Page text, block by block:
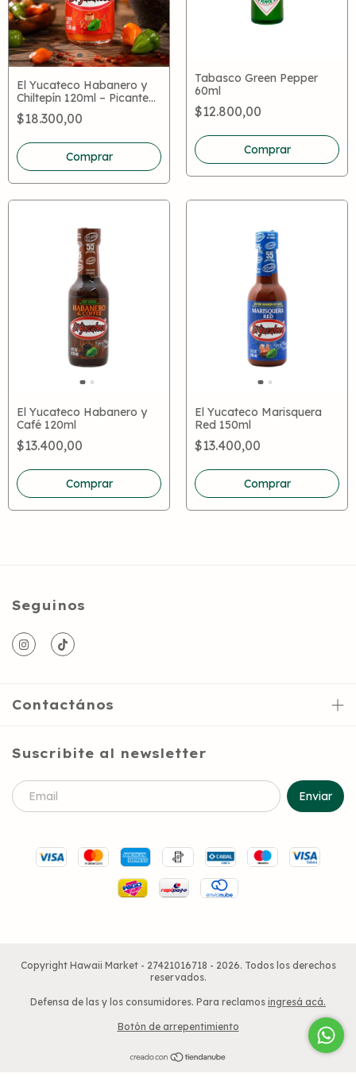
El Yucateco Habanero y
Chiltepín 120ml – Picante
Mexicana
$18.300,00
Tabasco Green Pepper
60ml
$12.800,00
El Yucateco Habanero y
Café 120ml
$13.400,00
El Yucateco Marisquera
Red 150ml
$13.400,00
Seguinos
Contactános
Suscribite al newsletter
Copyright Hawaii Market - 27421016718 - 2026. Todos los derechos
reservados.
Defensa de las y los consumidores. Para reclamos ingresá acá.
Botón de arrepentimiento